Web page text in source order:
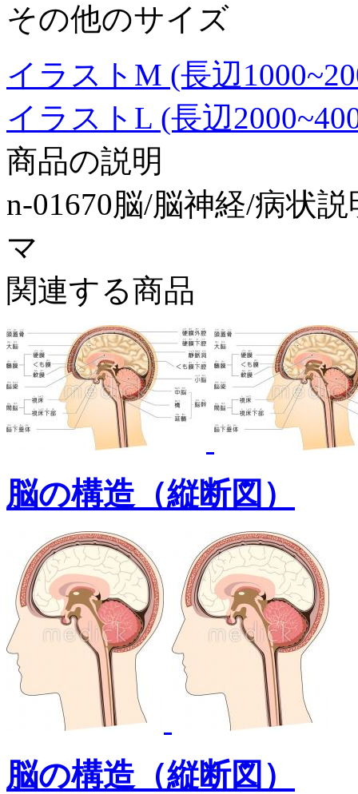
その他のサイズ
イラストM (長辺
イラストL (長辺
商品の説明
n-01670脳/脳神経/病状
マ
関連する商品
脳の構造（縦断図）
脳の構造（縦断図）